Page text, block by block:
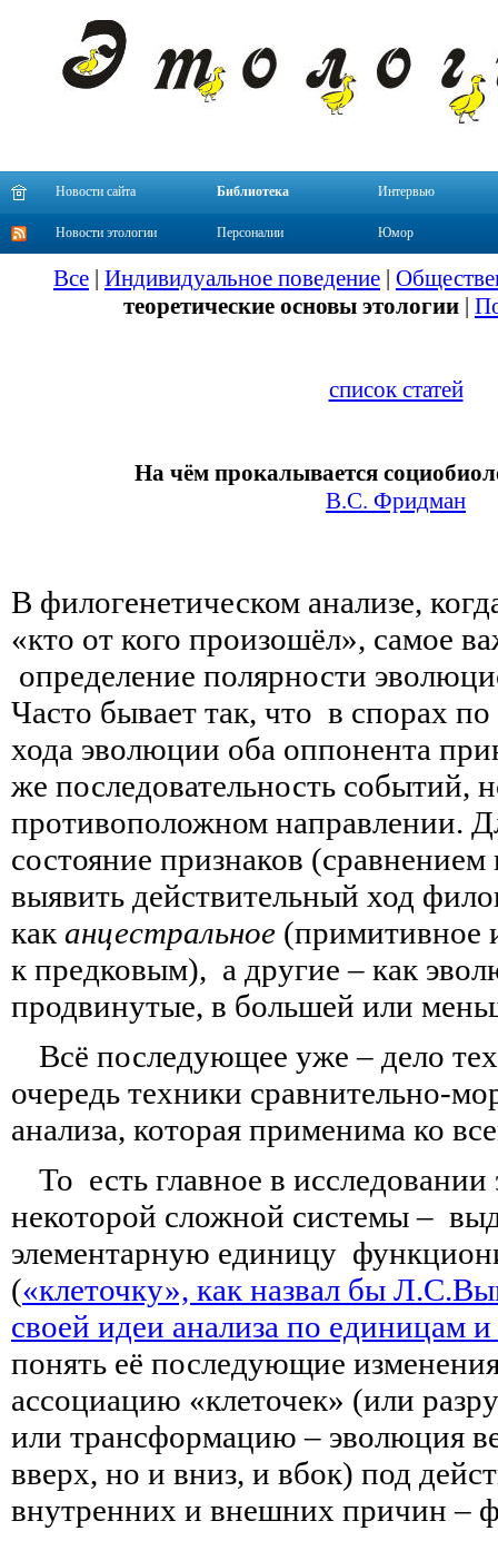
Новости сайта Библиотека Интервью
Новости этологии Персоналии Юмор
Все | Индивидуальное поведение |
теоретические основы этологии |
список статей
На чём прокалывается
В.С. Фридман
В филогенетическом анализе,
«кто от кого произошёл», самое
определение полярности
Часто бывает так, что в спорах
хода эволюции оба оппонента
же последовательность событий,
противоположном направлении.
состояние признаков
выявить действительный ход
как анцестральное (примитивное
к предковым), а другие – как
продвинутые, в большей или
Всё последующее уже – дело
очередь техники сравнительно-
анализа, которая применима ко
То есть главное в
некоторой сложной системы –
элементарную единицу
(«клеточку», как назвал бы
своей идеи анализа по единицам
понять её последующие
ассоциацию «клеточек» (или
или трансформацию – эволюция
вверх, но и вниз, и вбок) под
внутренних и внешних причин –